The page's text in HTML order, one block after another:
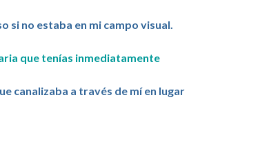
si no estaba en mi campo visual.
que tenías inmediatamente
canalizaba a través de mí en lugar